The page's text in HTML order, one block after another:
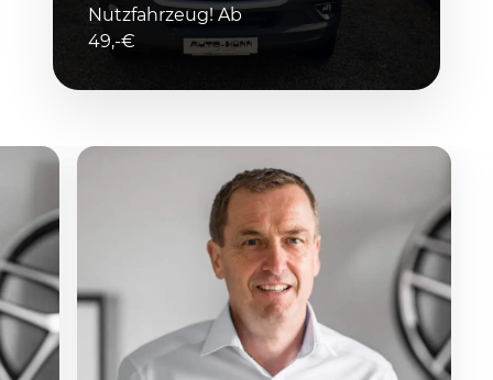
Nutzfahrzeug! Ab
49,-€